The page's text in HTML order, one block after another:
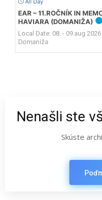
All Day
EAR – 11.ROČNÍK IN
HAVIARA (DOMANIŽA)
Local Date: 08. - 09.aug 2026
Domaniža
Nenašli ste
Skúste